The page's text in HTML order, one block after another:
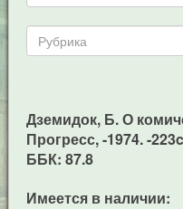
Дземидок, Б. О
Прогресс, -1974. -
ББК: 87.8
Имеется в наличии: